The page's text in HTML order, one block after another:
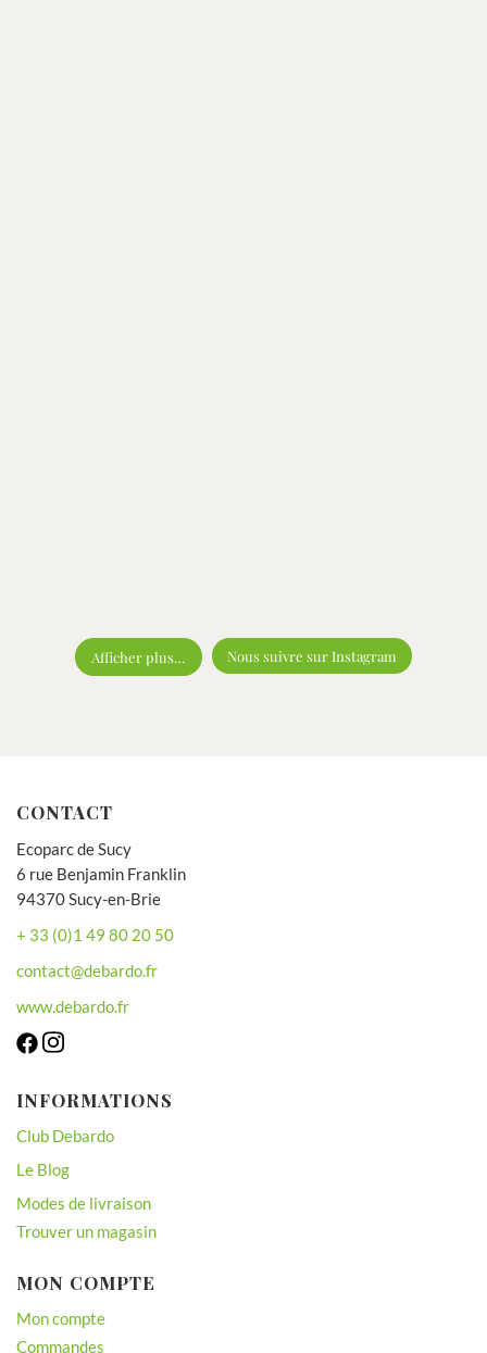
Afficher plus… Nous suivre sur Instagram
CONTACT
Ecoparc de Sucy
6 rue Benjamin Franklin
94370 Sucy-en-Brie
+ 33 (0)1 49 80 20 50
contact@debardo.fr
www.debardo.fr
INFORMATIONS
Club Debardo
Le Blog
Modes de livraison
Trouver un magasin
MON COMPTE
Mon compte
Commandes